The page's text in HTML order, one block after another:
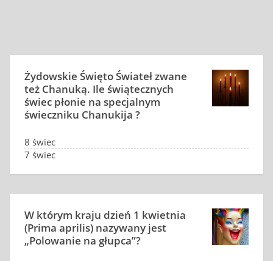
Żydowskie Święto Świateł zwane
też Chanuką. Ile świątecznych
świec płonie na specjalnym
świeczniku Chanukija ?
8 świec
7 świec
W którym kraju dzień 1 kwietnia
(Prima aprilis) nazywany jest
„Polowanie na głupca”?